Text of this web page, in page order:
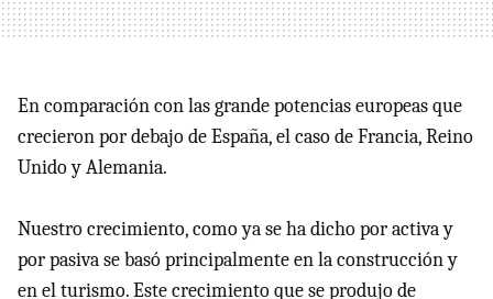
En comparación con las grande potencias europeas que
crecieron por debajo de España, el caso de Francia, Reino
Unido y Alemania.
Nuestro crecimiento, como ya se ha dicho por activa y
por pasiva se basó principalmente en la construcción y
en el turismo. Este crecimiento que se produjo de